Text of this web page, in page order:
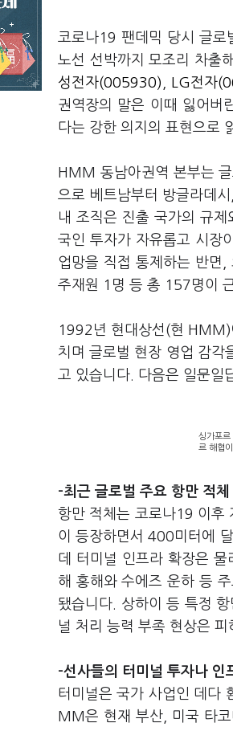
코로나19 팬데믹 당시 글로
노선 선박까지 모조리 차출
성전자(005930)
LG전자
권역장의 말은 이때 잃어버
다는 강한 의지의 표현으로
HMM 동남아권역 본부는
으로 베트남부터 방글라데
내 조직은 진출 국가의 규
국인 투자가 자유롭고 시장
업망을 직접 통제하는 반면
주재원 1명 등 총 157명이
1992년 현대상선(현 HMM)
치며 글로벌 현장 영업 감각
고 있습니다. 다음은 일문일
싱가포
르 해협
-최근 글로벌 주요 항만 적
항만 적체는 코로나19 이후
이 등장하면서 400미터에
데 터미널 인프라 확장은
해 홍해와 수에즈 운하 등
됐습니다. 상하이 등 특정
널 처리 능력 부족 현상은 피
-선사들의 터미널 투자나 인
터미널은 국가 사업인 데다
MM은 현재 부산, 미국 타